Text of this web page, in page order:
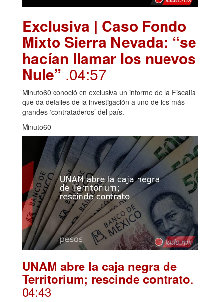
Exclusiva | Caso Fondo
Mixto Sierra Nevada: “se
hacían llamar los nuevos
Nule” .04:57
Minuto60 conoció en exclusiva un informe de la Fiscalía
que da detalles de la investigación a uno de los más
grandes ‘contrataderos’ del país.
Minuto60
UNAM abre la caja negra de
Territorium; rescinde contrato.
04:43